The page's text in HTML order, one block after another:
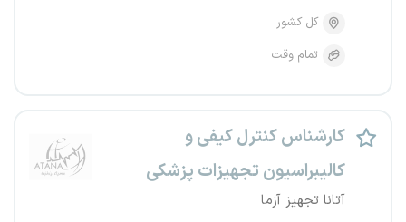
کل کشور
تمام وقت
کارشناس کنترل کیفی و
کالیبراسیون تجهیزات پزشکی
آتانا تجهیز آزما